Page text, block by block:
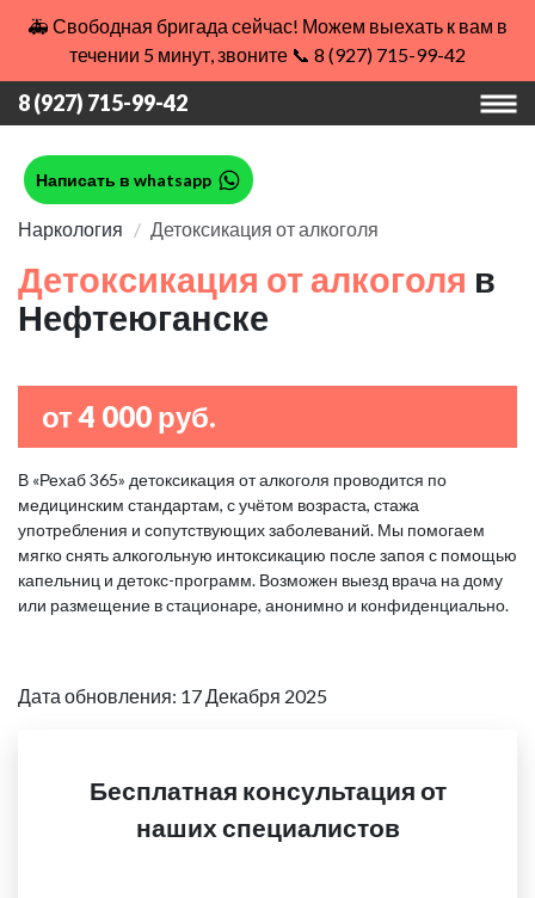
🚑 Свободная бригада сейчас! Можем выехать к вам в
течении 5 минут, звоните 📞 8 (927) 715-99-42
8 (927) 715-99-42
Написать в whatsapp
Наркология Детоксикация от алкоголя
Детоксикация от алкоголя в
Нефтеюганске
от 4 000 руб.
В «Рехаб 365» детоксикация от алкоголя проводится по
медицинским стандартам, с учётом возраста, стажа
употребления и сопутствующих заболеваний. Мы помогаем
мягко снять алкогольную интоксикацию после запоя с помощью
капельниц и детокс-программ. Возможен выезд врача на дому
или размещение в стационаре, анонимно и конфиденциально.
Дата обновления: 17 Декабря 2025
Бесплатная консультация от
наших специалистов